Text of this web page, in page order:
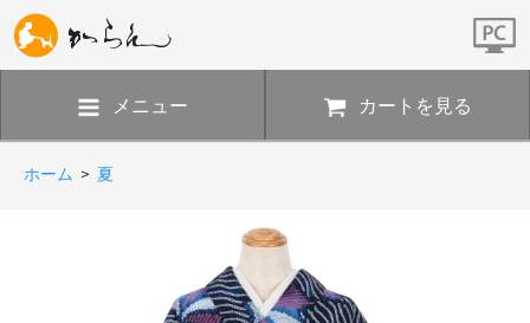
メニュー カートを見る
ホーム > 夏